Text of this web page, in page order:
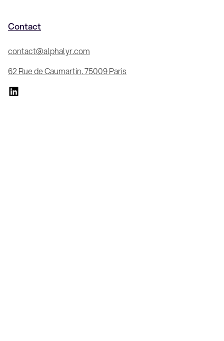
Contact
contact@alphalyr.com
62 Rue de Caumartin, 75009 Paris